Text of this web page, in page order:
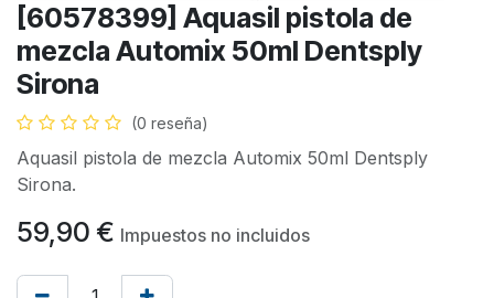
[60578399] Aquasil pistola de
mezcla Automix 50ml Dentsply
Sirona
(0 reseña)
Aquasil pistola de mezcla Automix 50ml Dentsply
Sirona.
59,90 € Impuestos no incluidos